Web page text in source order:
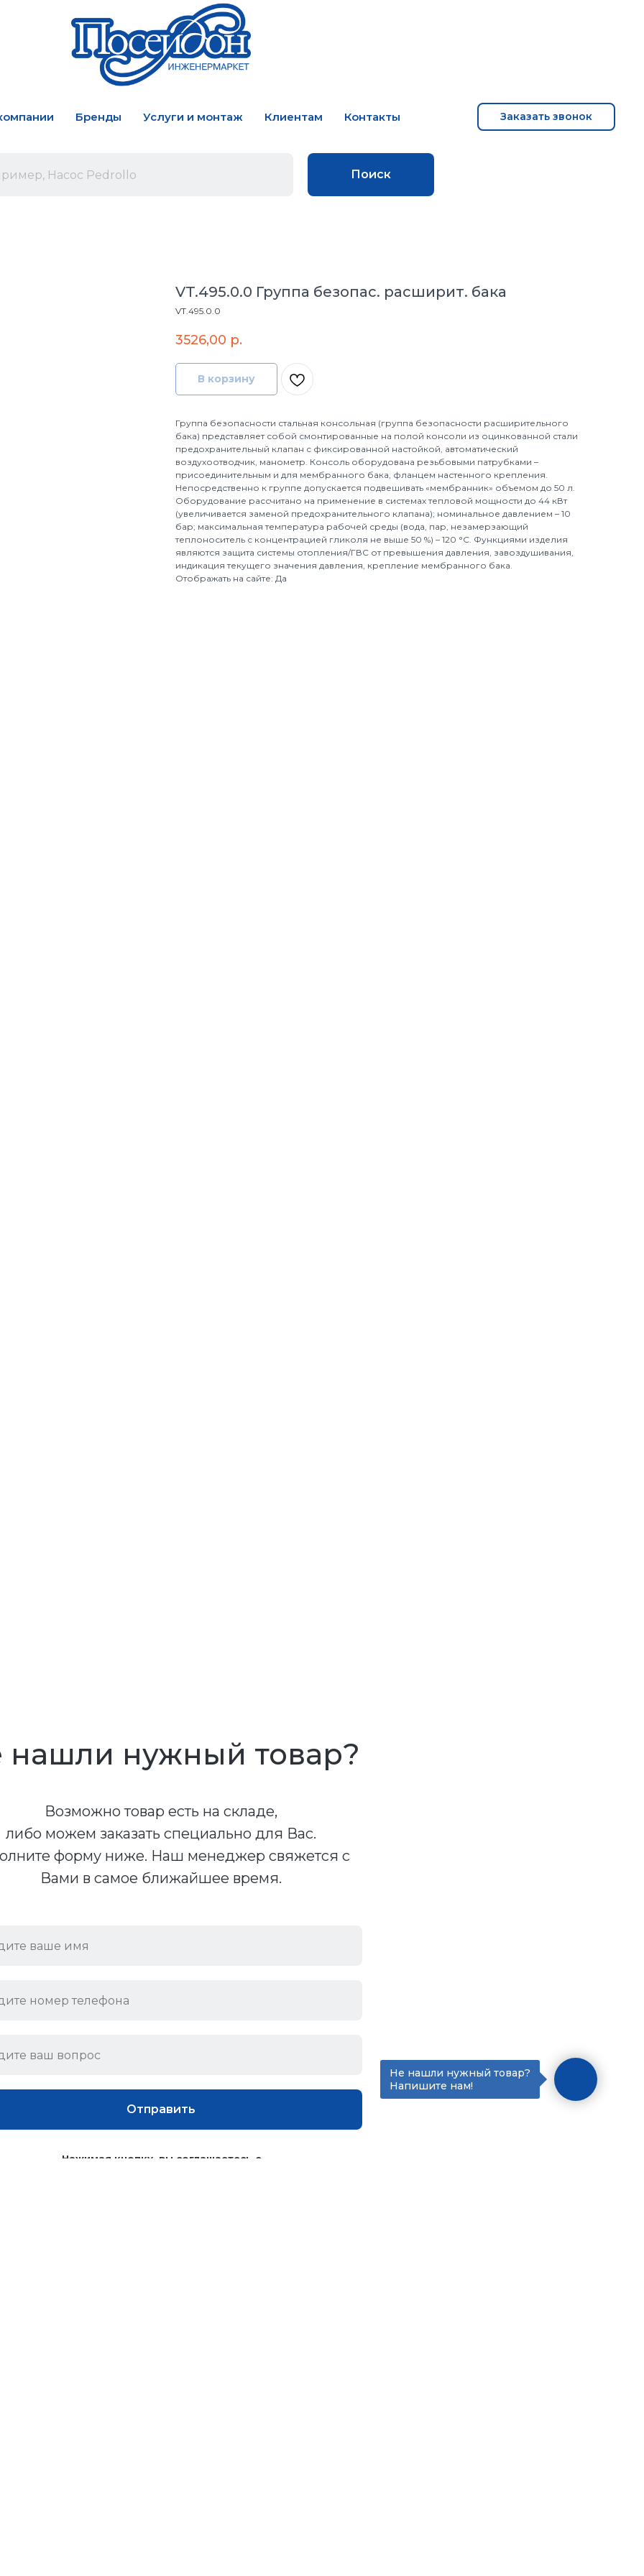
Бренды Услуги и монтаж Клиентам Контакты Заказать звонок
Поиск
VT.495.0.0 Группа безопас. расширит. бака
VT.495.0.0
3526,00 р.
В корзину
Группа безопасности стальная консольная (группа безопасности расширительного
бака) представляет собой смонтированные на полой консоли из оцинкованной стали
предохранительный клапан с фиксированной настойкой, автоматический
воздухоотводчик, манометр. Консоль оборудована резьбовыми патрубками –
присоединительным и для мембранного бака, фланцем настенного крепления.
Непосредственно к группе допускается подвешивать «мембранник» объемом до 50 л.
Оборудование рассчитано на применение в системах тепловой мощности до 44 кВт
(увеличивается заменой предохранительного клапана); номинальное давлением – 10
бар; максимальная температура рабочей среды (вода, пар, незамерзающий
теплоноситель с концентрацией гликоля не выше 50 %) – 120 °C. Функциями изделия
являются защита системы отопления/ГВС от превышения давления, завоздушивания,
индикация текущего значения давления, крепление мембранного бака.
Отображать на сайте: Да
Не нашли нужный товар?
Напишите нам!
нашли нужный товар?
Возможно товар есть на складе,
либо можем заказать специально для Вас.
форму ниже. Наш менеджер свяжется с
Вами в самое ближайшее время.
Отправить
Нажимая кнопку, вы соглашаетесь с